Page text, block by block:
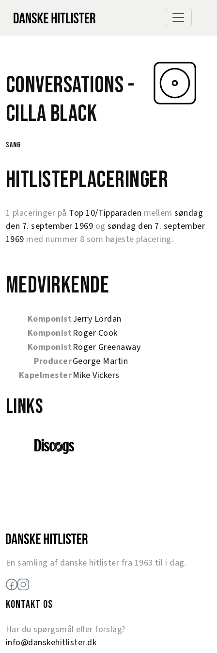
Conversations -
Cilla Black
sang
Hitlisteplaceringer
1 placeringer på Top 10/Tipparaden mellemsøndag
den 7. september 1969 ogsøndag den 7. september
1969 med nummer 8 som højeste placering.
Medvirkende
KomponistJerry Lordan
Komponist Roger Cook
Komponist Roger Greenaway
ProducerGeorge Martin
KapelmesterMike Vickers
Links
En samling af danske hitlister fra 1963 til i dag.
KONTAKT OS
Har du spørgsmål eller forslag?
info@danskehitlister.dk